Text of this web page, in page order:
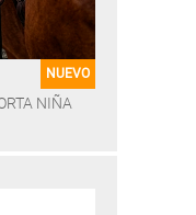
NUEVO
NIÑA